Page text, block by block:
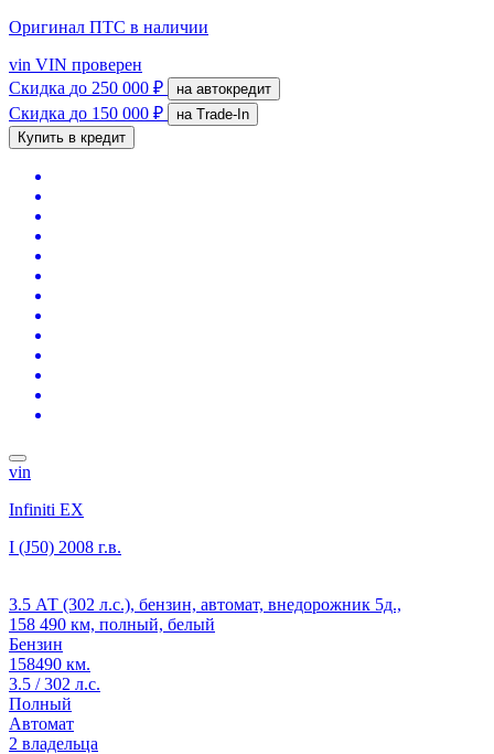
Оригинал ПТС в наличии
vin VIN проверен
Скидка до 250 000 ₽ на автокредит
Скидка до 150 000 ₽
на Trade-In
Купить в кредит
vin
Infiniti EX
I (J50) 2008 г.в.
3.5 АТ (302 л.с.), бензин, автомат, внедорожник 5д.,
158 490 км, полный, белый
Бензин
158490 км.
3.5 / 302 л.с.
Полный
Автомат
2 владельца